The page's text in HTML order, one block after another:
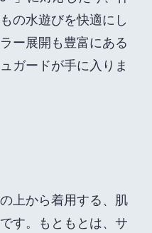
の水遊びを快適にし
ー展開も豊富にある
ガードが手に入りま
上から着用する、肌
す。もともとは、サ